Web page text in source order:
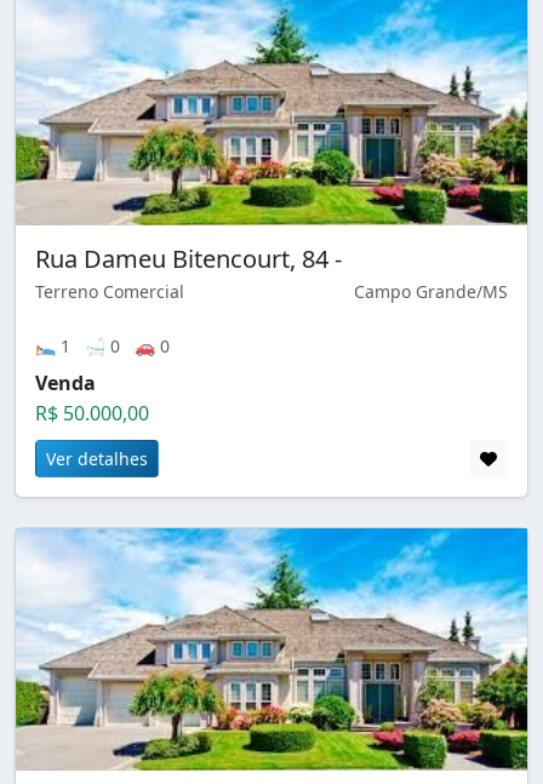
Rua Dameu Bitencourt, 84 -
Terreno Comercial Campo Grande/MS
🛌 1 🛁 0 🚗 0
Venda
R$ 50.000,00
Ver detalhes